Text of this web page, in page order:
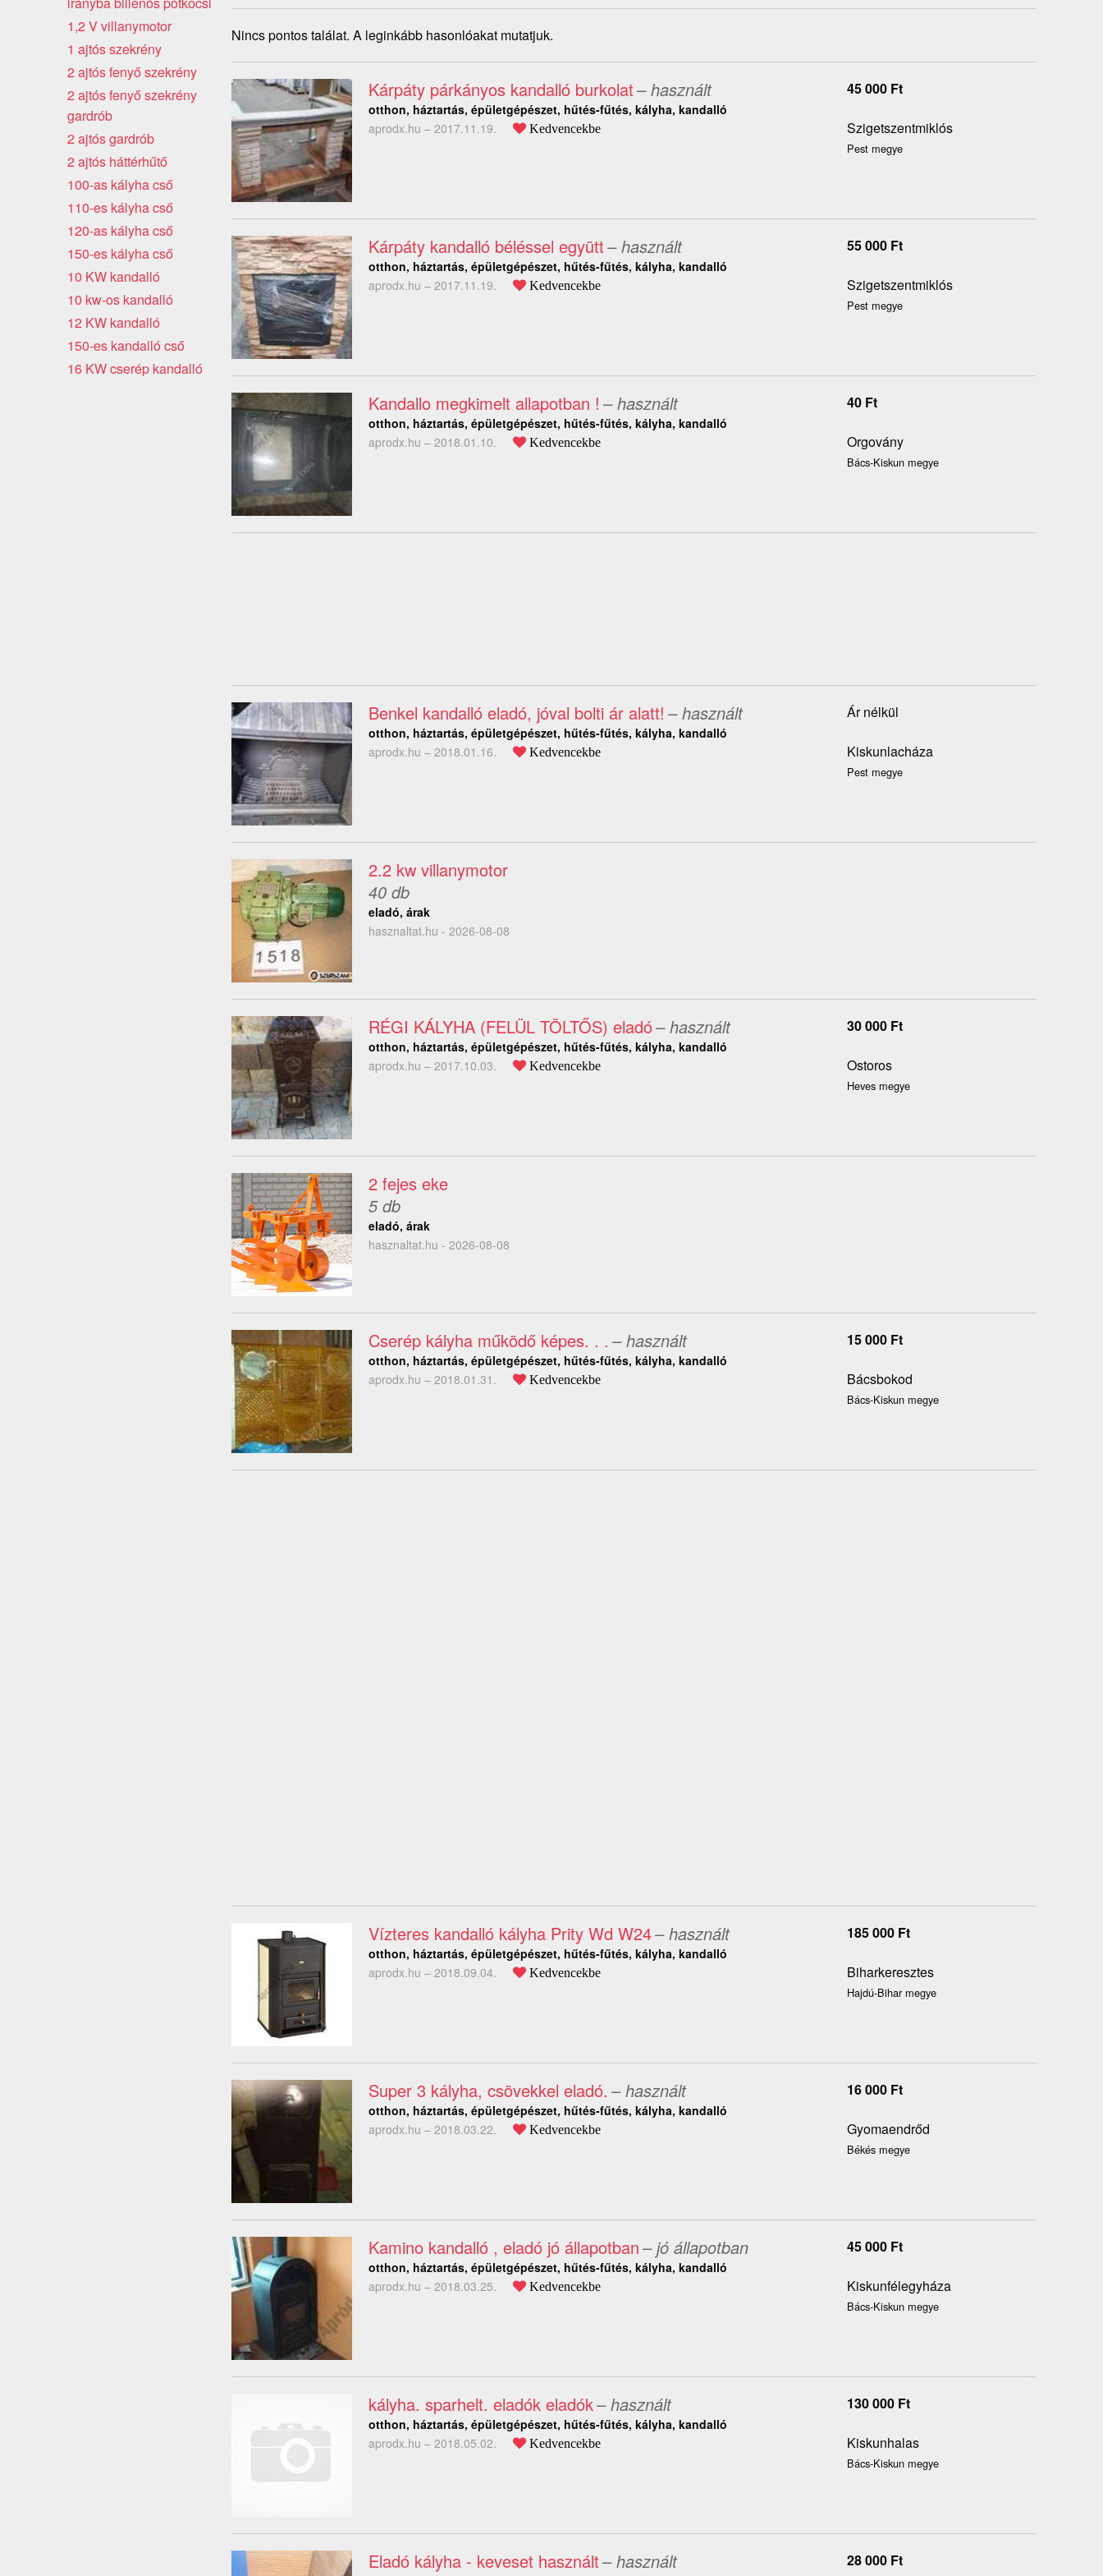
Nincs pontos találat. A leginkább hasonlóakat mutatjuk.
Kárpáty párkányos kandalló burkolat– használt
otthon, háztartás, épületgépészet, hűtés-fűtés, kályha, kandalló
aprodx.hu – 2017.11.19. Kedvencekbe
45 000 Ft
Szigetszentmiklós
Pest megye
Kárpáty kandalló béléssel együtt– használt
otthon, háztartás, épületgépészet, hűtés-fűtés, kályha, kandalló
aprodx.hu – 2017.11.19. Kedvencekbe
55 000 Ft
Szigetszentmiklós
Pest megye
Kandallo megkimelt allapotban ! – használt
otthon, háztartás, épületgépészet, hűtés-fűtés, kályha, kandalló
aprodx.hu – 2018.01.10. Kedvencekbe
40 Ft
Orgovány
Bács-Kiskun megye
Benkel kandalló eladó, jóval bolti ár alatt! – használt
otthon, háztartás, épületgépészet, hűtés-fűtés, kályha, kandalló
aprodx.hu – 2018.01.16. Kedvencekbe
Ár nélkül
Kiskunlacháza
Pest megye
2.2 kw villanymotor
40 db
eladó, árak
hasznaltat.hu - 2026-08-08
RÉGI KÁLYHA (FELÜL TÖLTŐS) eladó– használt
otthon, háztartás, épületgépészet, hűtés-fűtés, kályha, kandalló
aprodx.hu – 2017.10.03. Kedvencekbe
30 000 Ft
Ostoros
Heves megye
2 fejes eke
5 db
eladó, árak
hasznaltat.hu - 2026-08-08
Cserép kályha működő képes. . . – használt
otthon, háztartás, épületgépészet, hűtés-fűtés, kályha, kandalló
aprodx.hu – 2018.01.31. Kedvencekbe
15 000 Ft
Bácsbokod
Bács-Kiskun megye
Vízteres kandalló kályha Prity Wd W24– használt
otthon, háztartás, épületgépészet, hűtés-fűtés, kályha, kandalló
aprodx.hu – 2018.09.04. Kedvencekbe
185 000 Ft
Biharkeresztes
Hajdú-Bihar megye
Super 3 kályha, csövekkel eladó. – használt
otthon, háztartás, épületgépészet, hűtés-fűtés, kályha, kandalló
aprodx.hu – 2018.03.22. Kedvencekbe
16 000 Ft
Gyomaendrőd
Békés megye
Kamino kandalló , eladó jó állapotban– jó állapotban
otthon, háztartás, épületgépészet, hűtés-fűtés, kályha, kandalló
aprodx.hu – 2018.03.25. Kedvencekbe
45 000 Ft
Kiskunfélegyháza
Bács-Kiskun megye
kályha. sparhelt. eladók eladók– használt
otthon, háztartás, épületgépészet, hűtés-fűtés, kályha, kandalló
aprodx.hu – 2018.05.02. Kedvencekbe
130 000 Ft
Kiskunhalas
Bács-Kiskun megye
Eladó kályha - keveset használt– használt 28 000 Ft
1,2 V villanymotor
1 ajtós szekrény
2 ajtós fenyő szekrény
2 ajtós fenyő szekrény
gardrób
2 ajtós gardrób
2 ajtós háttérhűtő
100-as kályha cső
110-es kályha cső
120-as kályha cső
150-es kályha cső
10 KW kandalló
10 kw-os kandalló
12 KW kandalló
150-es kandalló cső
16 KW cserép kandalló